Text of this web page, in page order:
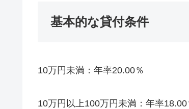
基本的な貸付条件
10万円未満：年率20.00％
10万円以上100万円未満：年率18.00